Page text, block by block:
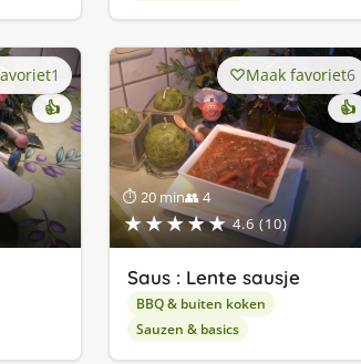
1
👍
⏱ 20 min👥 4
★★★★★ 4.6 (10)
Maak favoriet6
👍
Saus : Lente sausje
BBQ & buiten koken
Sauzen & basics